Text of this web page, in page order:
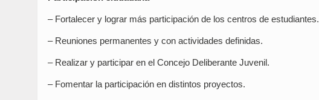
– Fortalecer y lograr más participación de los centros de estudiantes.
– Reuniones permanentes y con actividades definidas.
– Realizar y participar en el Concejo Deliberante Juvenil.
– Fomentar la participación en distintos proyectos.